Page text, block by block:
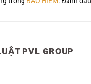
PVL GROUP